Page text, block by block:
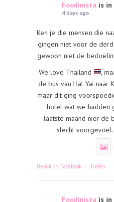
Foodinista is in
4 days ago
Ken je die mensen die
gingen niet voor de
gewoon niet de
We love Thailand
,
de bus van Hat Yai naar
maar dit ging
hotel wat we hadden
laatste maand nier de
slecht voorgevoel.
Bekijk op Facebook · Delen
Foodinista is in